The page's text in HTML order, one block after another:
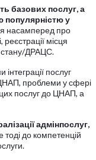
базових послуг, а
популярністю у
насамперед про
реєстрації місця
стану/ДРАЦС.
послуг
проблеми у сфері
цих послуг до ЦНАП, а
адмінпослуг,
до компетенцій